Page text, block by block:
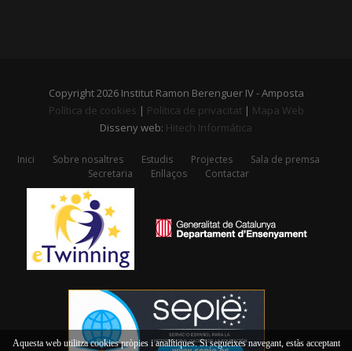
Aquesta web utilitza cookies pròpies i analítiques. Si segueixes navegant, estàs acceptant
Copyright 2026 Institut Ramon Berenguer IV - Amposta
Política de cookies | Política de privacitat| Mapa Web
Disseny web: Hitech Informática
Inici Sobre nosaltres Estudis Projectes
Sala de premsa
Secretaria
Enllaços Contactar